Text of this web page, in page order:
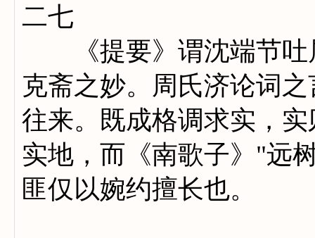
二七
《提要》谓沈端节吐
克斋之妙。周氏济论词
往来。既成格调求实，
实地，而《南歌子》"远
匪仅以婉约擅长也。